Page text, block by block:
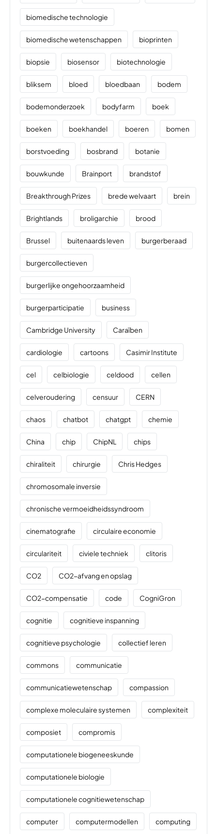
biomedische technologie
biomedische wetenschappen bioprinten
biopsie biosensor biotechnologie
bliksem bloed bloedbaan bodem
bodemonderzoek bodyfarm boek
boeken boekhandel boeren bomen
borstvoeding bosbrand botanie
bouwkunde Brainport brandstof
Breakthrough Prizes brede welvaart brein
Brightlands broligarchie brood
Brussel buitenaards leven burgerberaad
burgercollectieven
burgerlijke ongehoorzaamheid
burgerparticipatie business
Cambridge University Caraïben
cardiologie cartoons Casimir Institute
cel celbiologie celdood cellen
celveroudering censuur CERN
chaos chatbot chatgpt chemie
China chip ChipNL chips
chiraliteit chirurgie Chris Hedges
chromosomale inversie
chronische vermoeidheidssyndroom
cinematografie circulaire economie
circulariteit civiele techniek clitoris
CO2 CO2-afvang en opslag
CO2-compensatie code CogniGron
cognitie cognitieve inspanning
cognitieve psychologie collectief leren
commons communicatie
communicatiewetenschap compassion
complexe moleculaire systemen complexiteit
composiet compromis
computationele biogeneeskunde
computationele biologie
computationele cognitiewetenschap
computer computermodellen computing